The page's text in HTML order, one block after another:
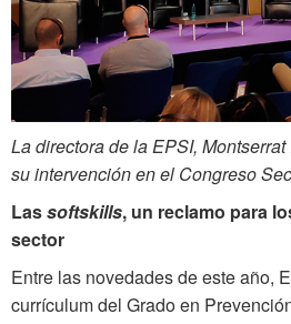
La directora de la EPSI,
su intervención en el Congreso
Lassoftskills, un reclamo para
sector
Entre las novedades de este año,
currículum del Grado en